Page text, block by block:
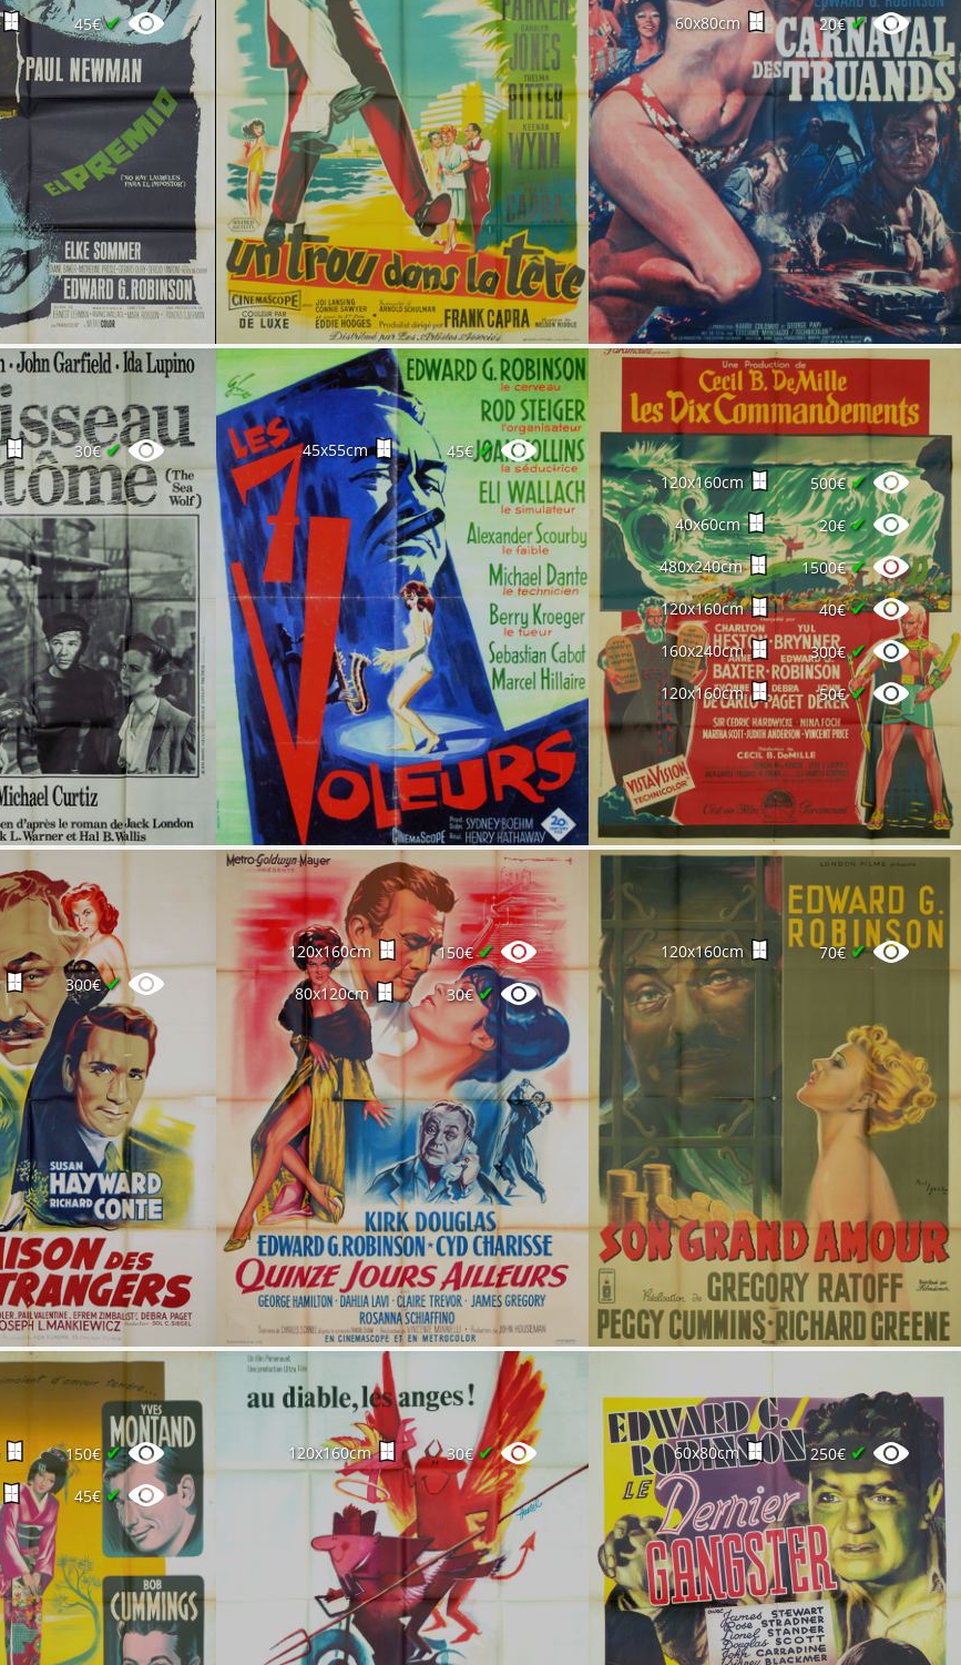
45€✔ 60x80cm 20€✔
30€✔ 45x55cm 45€✔
120x160cm 500€✔
40x60cm 20€✔
480x240cm 1500€✔
120x160cm 40€✔
160x240cm 300€✔
120x160cm 50€✔
300€✔
120x160cm 150€✔
80x120cm 30€✔
120x160cm 70€ ✔
150€ ✔
45€✔
120x160cm 30€✔ 60x80cm 250€ ✔